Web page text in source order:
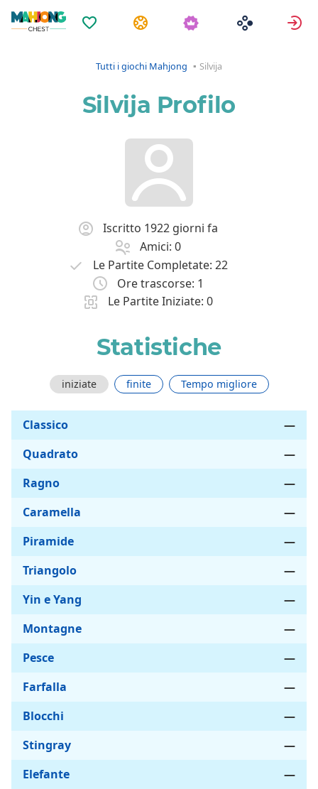
Preferiti Compiti
Tutti i giochi Mahjong Silvija
Silvija Profilo
Iscritto 1922 giorni fa
Amici: 0
Le Partite Completate: 22
Ore trascorse: 1
Le Partite Iniziate: 0
Statistiche
iniziate finite Tempo migliore
Classico
—
Quadrato
—
Ragno
—
Caramella
—
Piramide
—
Triangolo
—
Yin e Yang
—
Montagne
—
Pesce
—
Farfalla
—
Blocchi
—
Stingray
—
Elefante
—